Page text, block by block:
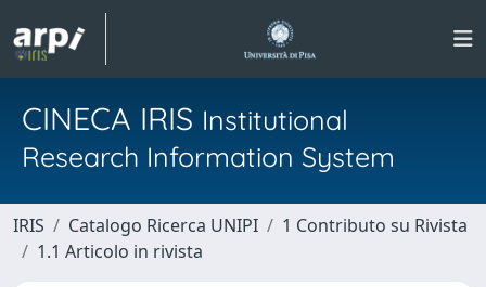
CINECA IRIS Institutional
Research Information System
IRIS Catalogo Ricerca UNIPI
1 Contributo su Rivista
1.1 Articolo in rivista